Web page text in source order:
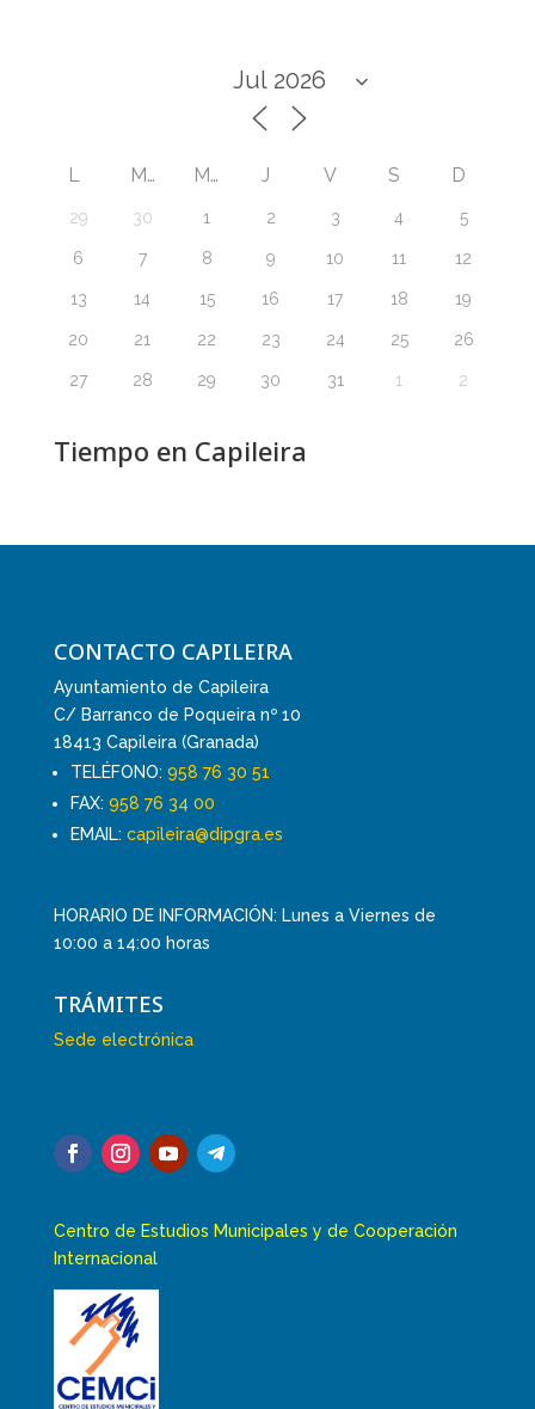
L M M J V S D
29 30 1 2 3 4 5
6 7 8 9 10 11 12
13 14 15 16 17 18 19
20 21 22 23 24 25 26
27 28 29 30 31 1 2
Tiempo en Capileira
CONTACTO CAPILEIRA
Ayuntamiento de Capileira
C/ Barranco de Poqueira nº 10
18413 Capileira (Granada)
TELÉFONO: 958 76 30 51
FAX: 958 76 34 00
EMAIL: capileira@dipgra.es
HORARIO DE INFORMACIÓN: Lunes a Viernes de
10:00 a 14:00 horas
TRÁMITES
Sede electrónica
Centro de Estudios Municipales y de Cooperación
Internacional